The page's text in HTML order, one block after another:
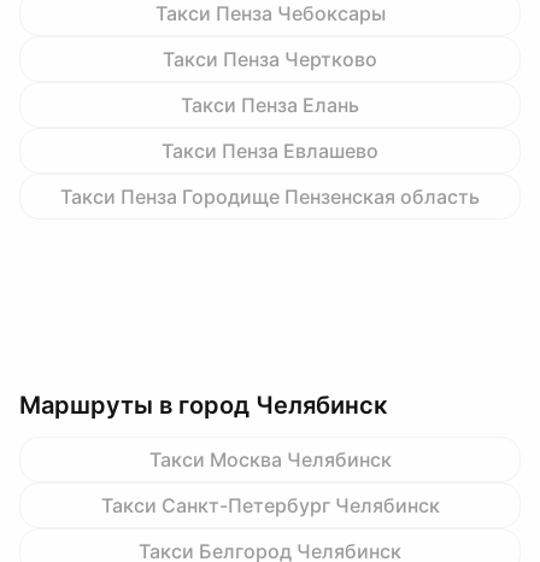
Такси Пенза Чебоксары
Такси Пенза Чертково
Такси Пенза Елань
Такси Пенза Евлашево
Такси Пенза Городище Пензенская область
Маршруты в город Челябинск
Такси Москва Челябинск
Такси Санкт-Петербург Челябинск
Такси Белгород Челябинск